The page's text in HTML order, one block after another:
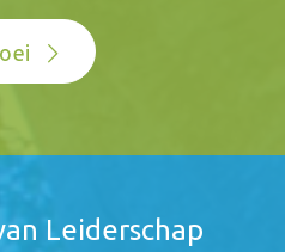
Leiderschap